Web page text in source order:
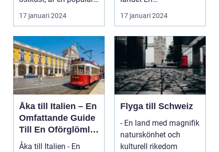
destinatio...
17 januari 2024
övergripande, grun...
17 januari 2024
Åka till Italien – En
Omfattande Guide
Till En Oförglömlig
Upplevelse
Åka till Italien - En
Flyga till Schweiz
- En land med magnifik
naturskönhet och
kulturell rikedom